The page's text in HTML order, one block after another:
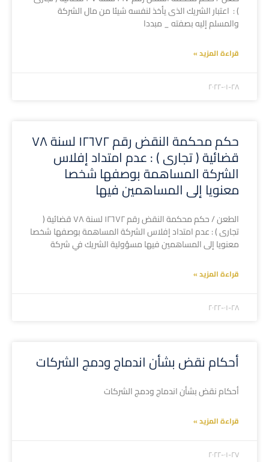
) : اعتبار الشريك الذى يأخذ لنفسه شيئا من مال الشركة
والمسلم إليه بصفته _ مبددا
قراءة المزيد »
۲۰۲۲-۰۱-۲۸
حكم محكمة النقض رقم ١٢٦٧٢ لسنة ٧٨
قضائية ( تجارى ) : عدم امتداد إفلاس
الشركة المساهمة بوصفها شخصا
معنويا إلى المساهمين فيها
الطعن / حكم محكمة النقض رقم ١٢٦٧٢ لسنة ٧٨ قضائية (
تجارى ) : عدم امتداد إفلاس الشركة المساهمة بوصفها شخصا
معنويا إلى المساهمين فيها مسؤولية الشريك في شركة
قراءة المزيد »
۲۰۲۲-۰۱-۲۸
أحكام نقض بشأن اندماج ودمج الشركات
أحكام نقض بشأن اندماج ودمج الشركات
قراءة المزيد »
۲۰۲۲-۰۱-۲۷